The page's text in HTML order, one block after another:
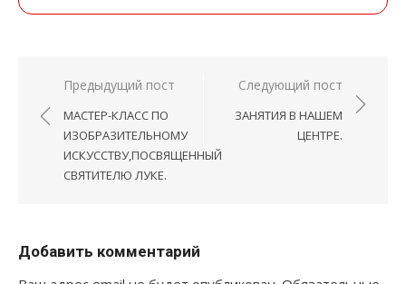
Навигация
по
записям
Предыдущий пост
МАСТЕР-КЛАСС ПО
ИЗОБРАЗИТЕЛЬНОМУ
ИСКУССТВУ,ПОСВЯЩЕННЫЙ
СВЯТИТЕЛЮ ЛУКЕ.
Следующий пост
ЗАНЯТИЯ В НАШЕМ
ЦЕНТРЕ.
Добавить комментарий